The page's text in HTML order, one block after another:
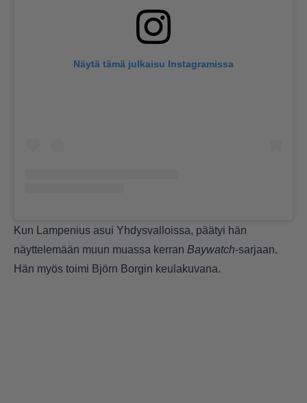
Näytä tämä julkaisu Instagramissa
Kun Lampenius asui Yhdysvalloissa, päätyi hän
näyttelemään muun muassa kerran Baywatch-sarjaan.
Hän myös toimi Björn Borgin keulakuvana.